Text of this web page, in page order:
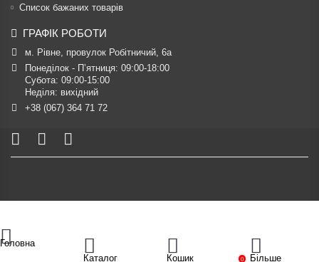
Список бажаних товарів
ГРАФІК РОБОТИ
м. Рівне, провулок Робітничий, 6а
Понеділок - П’ятниця: 09:00-18:00
Субота: 09:00-15:00
Неділя: вихідний
+38 (067) 364 71 72
Головна
Каталог
Кошик 0 Більше